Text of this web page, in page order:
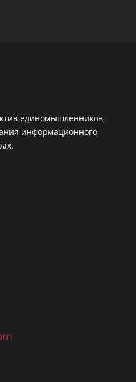
единомышленников,
информационного